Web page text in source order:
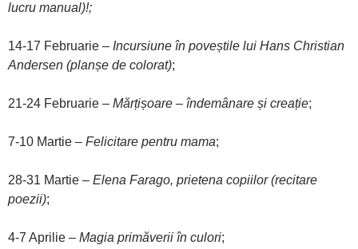
lucru manual)!;
14-17 Februarie – Incursiune în poveștile lui Hans Christian
Andersen (planșe de colorat);
21-24 Februarie – Mărțișoare – îndemânare și creație;
7-10 Martie – Felicitare pentru mama;
28-31 Martie – Elena Farago, prietena copiilor (recitare
poezii);
4-7 Aprilie – Magia primăverii în culori;